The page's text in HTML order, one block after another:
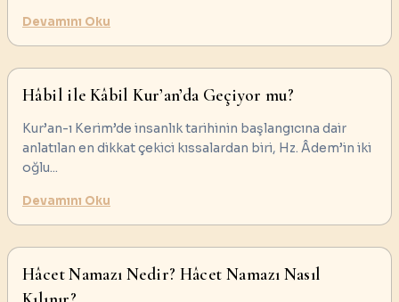
Devamını Oku
Hâbil ile Kâbil Kur’an’da Geçiyor mu?
Kur’an-ı Kerim’de insanlık tarihinin başlangıcına dair
anlatılan en dikkat çekici kıssalardan biri, Hz. Âdem’in iki
oğlu...
Devamını Oku
Hâcet Namazı Nedir? Hâcet Namazı Nasıl